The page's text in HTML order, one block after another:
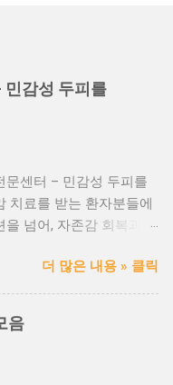
민감성 두피를
문센터 – 민감성 두피를
치료를 받는 환자분들에
넘어, 자존감 회복과
전성과 위생, 착용감 이
환자를 위한 가발, 왜 특
과정에서 탈모는 흔한
예민해집니다. 이때 일반
더 많은 내용 » 클릭
음